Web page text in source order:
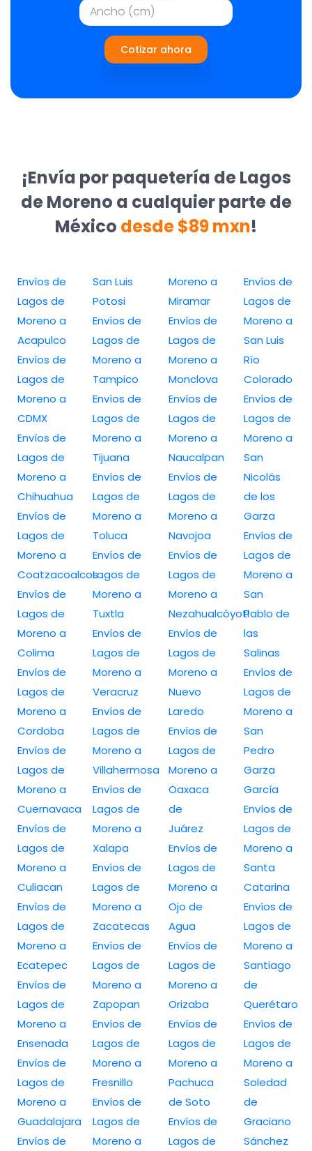
Cotizar ahora
¡Envía por paquetería de Lagos
de Moreno a cualquier parte de
México desde $89 mxn!
Envíos de
Lagos de
Moreno a
Acapulco
Envíos de
Lagos de
Moreno a
CDMX
Envíos de
Lagos de
Moreno a
Chihuahua
Envíos de
Lagos de
Moreno a
Coatzacoalcos
Envíos de
Lagos de
Moreno a
Colima
Envíos de
Lagos de
Moreno a
Cordoba
Envíos de
Lagos de
Moreno a
Cuernavaca
Envíos de
Lagos de
Moreno a
Culiacan
Envíos de
Lagos de
Moreno a
Ecatepec
Envíos de
Lagos de
Moreno a
Ensenada
Envíos de
Lagos de
Moreno a
Guadalajara
Envíos de
San Luis
Potosi
Envíos de
Lagos de
Moreno a
Tampico
Envíos de
Lagos de
Moreno a
Tijuana
Envíos de
Lagos de
Moreno a
Toluca
Envíos de
Lagos de
Moreno a
Tuxtla
Envíos de
Lagos de
Moreno a
Veracruz
Envíos de
Lagos de
Moreno a
Villahermosa
Envíos de
Lagos de
Moreno a
Xalapa
Envíos de
Lagos de
Moreno a
Zacatecas
Envíos de
Lagos de
Moreno a
Zapopan
Envíos de
Lagos de
Moreno a
Fresnillo
Envíos de
Lagos de
Moreno a
Moreno a
Miramar
Envíos de
Lagos de
Moreno a
Monclova
Envíos de
Lagos de
Moreno a
Naucalpan
Envíos de
Lagos de
Moreno a
Navojoa
Envíos de
Lagos de
Moreno a
Nezahualcóyotl
Envíos de
Lagos de
Moreno a
Nuevo
Laredo
Envíos de
Lagos de
Moreno a
Oaxaca
de
Juárez
Envíos de
Lagos de
Moreno a
Ojo de
Agua
Envíos de
Lagos de
Moreno a
Orizaba
Envíos de
Lagos de
Moreno a
Pachuca
de Soto
Envíos de
Lagos de
Envíos de
Lagos de
Moreno a
San Luis
Río
Colorado
Envíos de
Lagos de
Moreno a
San
Nicolás
de los
Garza
Envíos de
Lagos de
Moreno a
San
Pablo de
las
Salinas
Envíos de
Lagos de
Moreno a
San
Pedro
Garza
García
Envíos de
Lagos de
Moreno a
Santa
Catarina
Envíos de
Lagos de
Moreno a
Santiago
de
Querétaro
Envíos de
Lagos de
Moreno a
Soledad
de
Graciano
Sánchez